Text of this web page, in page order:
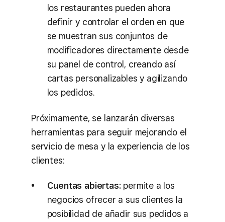
los restaurantes pueden ahora
definir y controlar el orden en que
se muestran sus conjuntos de
modificadores directamente desde
su panel de control, creando así
cartas personalizables y agilizando
los pedidos.
Próximamente, se lanzarán diversas
herramientas para seguir mejorando el
servicio de mesa y la experiencia de los
clientes:
Cuentas abiertas: permite a los
negocios ofrecer a sus clientes la
posibilidad de añadir sus pedidos a